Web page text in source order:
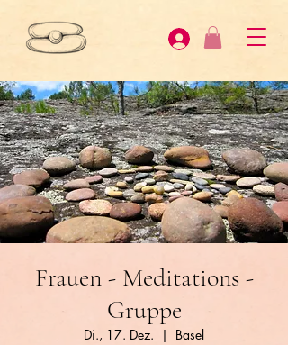
Frauen - Meditations -
Gruppe
Di., 17. Dez.
  |
Basel